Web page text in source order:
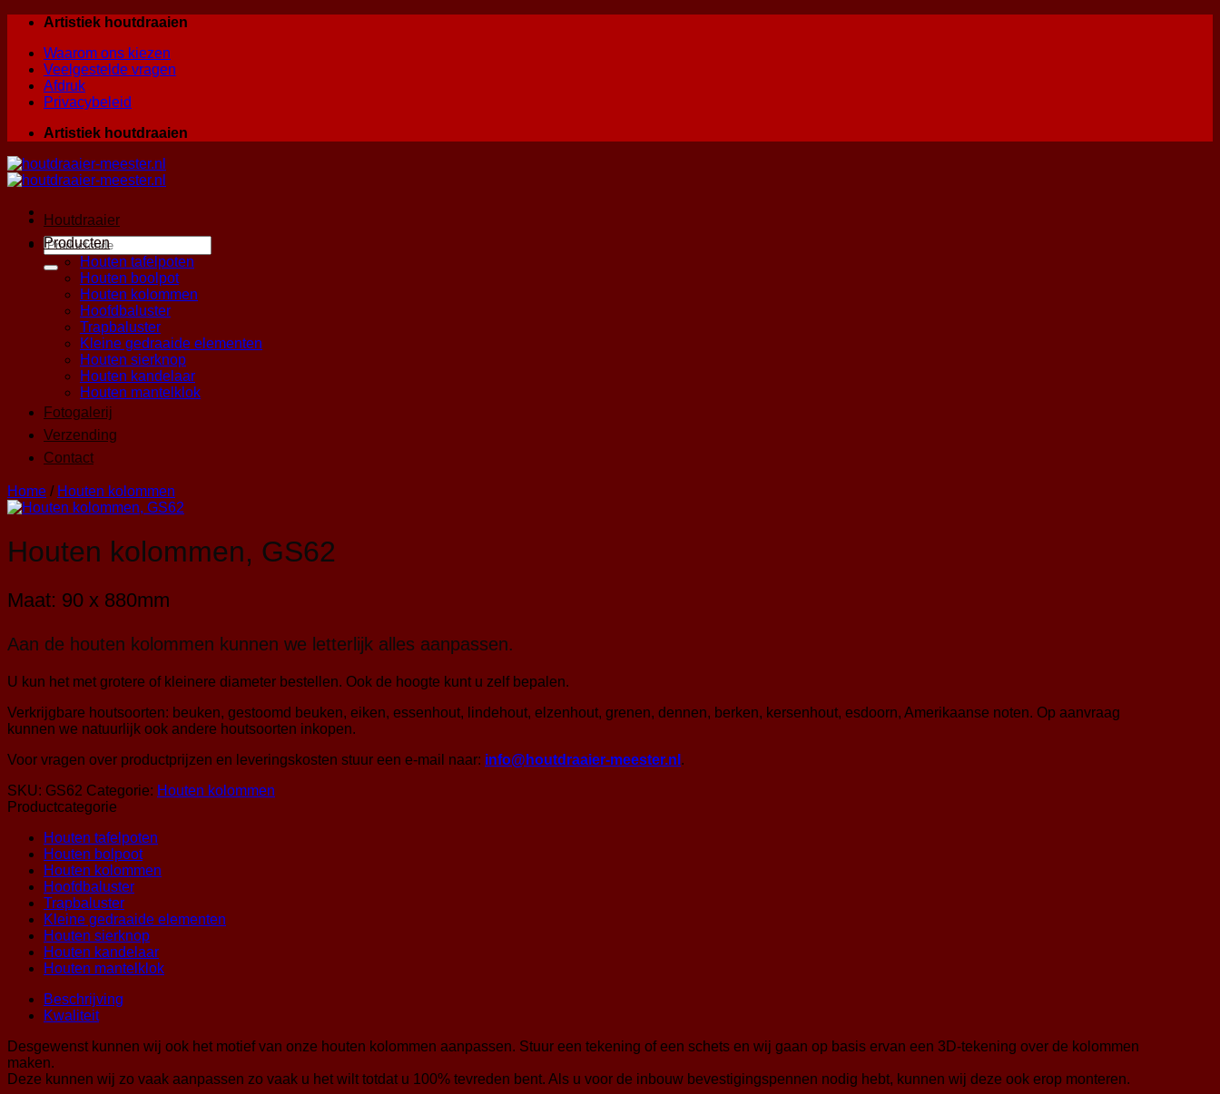
Skip
content
Artistiek houtdraaien
Waarom ons kiezen
Veelgestelde vragen
Afdruk
Privacybeleid
Artistiek houtdraaien
Zoeken
naar:
Houtdraaier
Producten
Houten tafelpoten
Houten boolpot
Houten kolommen
Hoofdbaluster
Trapbaluster
Kleine gedraaide elementen
Houten sierknop
Houten kandelaar
Houten mantelklok
Fotogalerij
Verzending
Contact
Home / Houten kolommen
Houten kolommen, GS62
Maat: 90 x 880mm
Aan de houten kolommen kunnen we letterlijk alles aanpassen.
U kun het met grotere of kleinere diameter bestellen. Ook de hoogte kunt u zelf bepalen.
Verkrijgbare houtsoorten: beuken, gestoomd beuken, eiken, essenhout, lindehout, elzenhout, grenen, dennen, berken, kersenhout, esdoorn, Amerikaanse noten. Op aanvraag
kunnen we natuurlijk ook andere houtsoorten inkopen.
Voor vragen over productprijzen en leveringskosten stuur een e-mail naar: info@houtdraaier-meester.nl .
SKU: GS62 Categorie: Houten kolommen
Productcategorie
Houten tafelpoten
Houten bolpoot
Houten kolommen
Hoofdbaluster
Trapbaluster
Kleine gedraaide elementen
Houten sierknop
Houten kandelaar
Houten mantelklok
Beschrijving
Kwaliteit
Desgewenst kunnen wij ook het motief van onze houten kolommen aanpassen. Stuur een tekening of een schets en wij gaan op basis ervan een 3D-tekening over de kolommen
maken.
Deze kunnen wij zo vaak aanpassen zo vaak u het wilt totdat u 100% tevreden bent. Als u voor de inbouw bevestigingspennen nodig hebt, kunnen wij deze ook erop monteren.